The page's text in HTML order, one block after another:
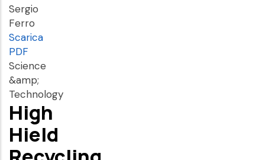
Sergio
Ferro
Scarica
PDF
Science
&amp;
Technology
High
Hield